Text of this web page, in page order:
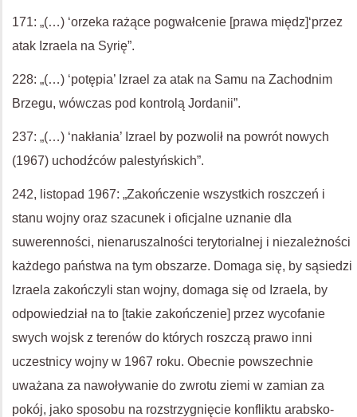
171: „(…) ‘orzeka rażące pogwałcenie [prawa międz]‘przez
atak Izraela na Syrię”.
228: „(…) ‘potępia’ Izrael za atak na Samu na Zachodnim
Brzegu, wówczas pod kontrolą Jordanii”.
237: „(…) ‘nakłania’ Izrael by pozwolił na powrót nowych
(1967) uchodźców palestyńskich”.
242, listopad 1967: „Zakończenie wszystkich roszczeń i
stanu wojny oraz szacunek i oficjalne uznanie dla
suwerenności, nienaruszalności terytorialnej i niezależności
każdego państwa na tym obszarze. Domaga się, by sąsiedzi
Izraela zakończyli stan wojny, domaga się od Izraela, by
odpowiedział na to [takie zakończenie] przez wycofanie
swych wojsk z terenów do których roszczą prawo inni
uczestnicy wojny w 1967 roku. Obecnie powszechnie
uważana za nawoływanie do zwrotu ziemi w zamian za
pokój, jako sposobu na rozstrzygnięcie konfliktu arabsko-